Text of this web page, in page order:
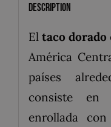
Description
El taco dorado
América
países
consiste en
enrollada